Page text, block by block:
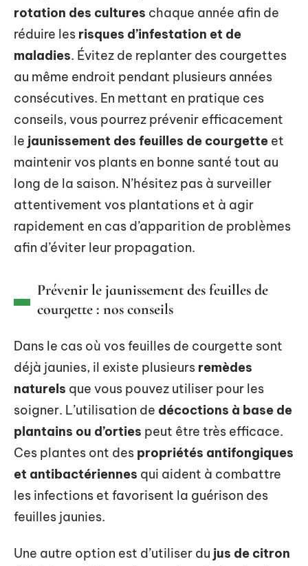
rotation des cultures chaque année afin de
réduire les risques d’infestation et de
maladies. Évitez de replanter des courgettes
au même endroit pendant plusieurs années
consécutives. En mettant en pratique ces
conseils, vous pourrez prévenir efficacement
le jaunissement des feuilles de courgette et
maintenir vos plants en bonne santé tout au
long de la saison. N’hésitez pas à surveiller
attentivement vos plantations et à agir
rapidement en cas d’apparition de problèmes
afin d’éviter leur propagation.
Prévenir le jaunissement des feuilles de
courgette : nos conseils
Dans le cas où vos feuilles de courgette sont
déjà jaunies, il existe plusieurs remèdes
naturels que vous pouvez utiliser pour les
soigner. L’utilisation de décoctions à base de
plantains ou d’orties peut être très efficace.
Ces plantes ont des propriétés antifongiques
et antibactériennes qui aident à combattre
les infections et favorisent la guérison des
feuilles jaunies.
Une autre option est d’utiliser du jus de citron